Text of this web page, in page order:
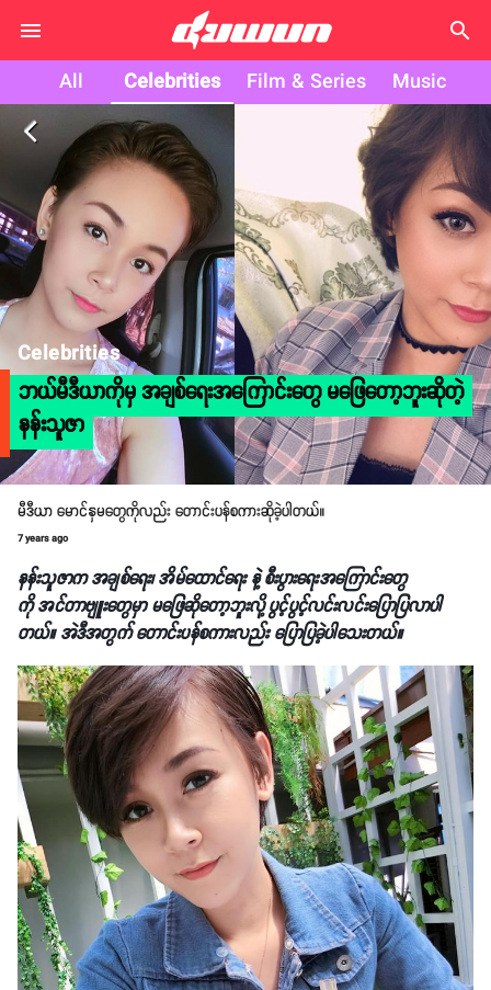
search
All Celebrities Film & Series Music
arrow_back_ios
Celebrities
ဘယ်မီဒီယာကိုမှ အချစ်ရေးအကြောင်းတွေ မဖြေတော့ဘူးဆိုတဲ့
နန်းသူဇာ
မီဒီယာ မောင်နှမတွေကိုလည်း တောင်းပန်စကားဆိုခဲ့ပါတယ်။
7 years ago
နန်းသူဇာက အချစ်ရေး၊ အိမ်ထောင်ရေး နဲ့ စီးပွားရေးအကြောင်းတွေ
ကို အင်တာဗျူးတွေမှာ မဖြေဆိုတော့ဘူးလို့ ပွင့်ပွင့်လင်းလင်းပြောပြလာပါ
တယ်။ အဲဒီအတွက် တောင်းပန်စကားလည်း ပြောပြခဲ့ပါသေးတယ်။